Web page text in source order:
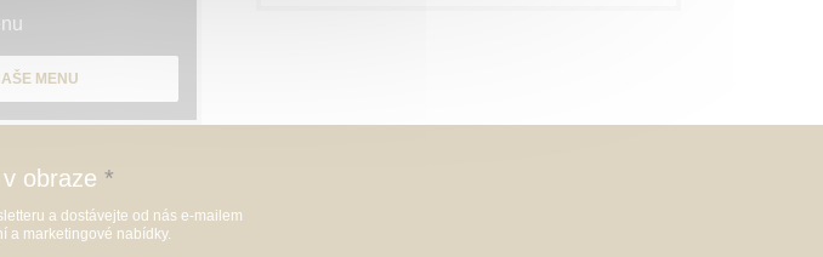
MENU
obraze *
a dostávejte od nás e-mailem
a marketingové nabídky.